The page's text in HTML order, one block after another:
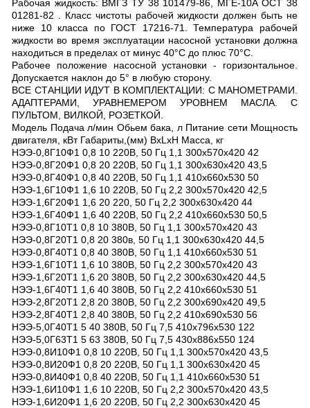
Рабочая жидкость: ВМГЗ ТУ 38 101479-86, МГЕ-10А ОСТ 38
01281-82 . Класс чистоты рабочей жидкости должен быть не
ниже 10 класса по ГОСТ 17216-71. Температура рабочей
жидкости во время эксплуатации насосной установки должна
находиться в пределах от минус 40°С до плюс 70°С.
Рабочее положение насосной установки - горизонтальное.
Допускается наклон до 5° в любую сторону.
ВСЕ СТАНЦИИ ИДУТ В КОМПЛЕКТАЦИИ: С МАНОМЕТРАМИ.
АДАПТЕРАМИ, УРАВНЕМЕРОМ УРОВНЕМ МАСЛА. С
ПУЛЬТОМ, ВИЛКОЙ, РОЗЕТКОЙ.
Модель Подача л/мин Обьем бака, л Питание сети Мощность
двигателя, кВт Габариты,(мм) BxLxH Масса, кг
НЭЭ-0,8Г10Ф1 0,8 10 220В, 50 Гц 1,1 300х570х420 42
НЭЭ-0,8Г20Ф1 0,8 20 220В, 50 Гц 1,1 300х630x420 43,5
НЭЭ-0,8Г40Ф1 0,8 40 220В, 50 Гц 1,1 410х660x530 50
НЭЭ-1,6Г10Ф1 1,6 10 220В, 50 Гц 2,2 300х570x420 42,5
НЭЭ-1,6Г20Ф1 1,6 20 220, 50 Гц 2,2 300х630x420 44
НЭЭ-1,6Г40Ф1 1,6 40 220В, 50 Гц 2,2 410х660x530 50,5
НЭЭ-0,8Г10Т1 0,8 10 380В, 50 Гц 1,1 300х570x420 43
НЭЭ-0,8Г20Т1 0,8 20 380в, 50 Гц 1,1 300х630x420 44,5
НЭЭ-0,8Г40Т1 0,8 40 380В, 50 Гц 1,1 410х660x530 51
НЭЭ-1,6Г10Т1 1,6 10 380В, 50 Гц 2,2 300х570x420 43
НЭЭ-1,6Г20Т1 1,6 20 380В, 50 Гц 2,2 300х630x420 44,5
НЭЭ-1,6Г40Т1 1,6 40 380В, 50 Гц 2,2 410х660x530 51
НЭЭ-2,8Г20Т1 2,8 20 380В, 50 Гц 2,2 300х690x420 49,5
НЭЭ-2,8Г40Т1 2,8 40 380В, 50 Гц 2,2 410х690x530 56
НЭЭ-5,0Г40Т1 5 40 380В, 50 Гц 7,5 410х796x530 122
НЭЭ-5,0Г63Т1 5 63 380В, 50 Гц 7,5 430х886x550 124
НЭЭ-0,8И10Ф1 0,8 10 220В, 50 Гц 1,1 300х570x420 43,5
НЭЭ-0,8И20Ф1 0,8 20 220В, 50 Гц 1,1 300х630x420 45
НЭЭ-0,8И40Ф1 0,8 40 220В, 50 Гц 1,1 410х660x530 51
НЭЭ-1,6И10Ф1 1,6 10 220В, 50 Гц 2,2 300х570x420 43,5
НЭЭ-1,6И20Ф1 1,6 20 220В, 50 Гц 2,2 300х630x420 45